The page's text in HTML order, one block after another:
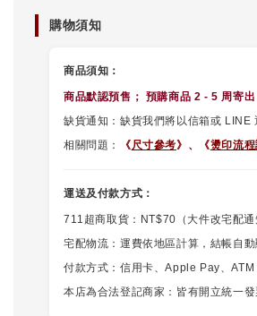
購物須知
商品須知：
商品默認預售 ； 預購商品 2 - 5 周寄出
缺貨通知：缺貨我們將以信箱或 LINE
相關問題：
《尺寸參考》、 《燙印流程
運送及付款方式：
711超商取貨：NT$70（大件改宅配通
宅配物流：運費依地區計算，結帳自
付款方式：信用卡、Apple Pay、ATM
本店為合法登記商家：皆有開立統一發